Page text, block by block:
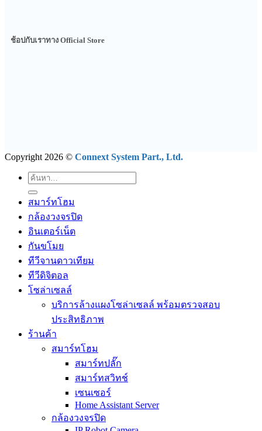
ช้อปกับเราทาง Official Store
Copyright 2026 © Connext System Part., Ltd.
ค้นหา:
สมาร์ทโฮม
กล้องวงจรปิด
อินเตอร์เน็ต
กันขโมย
ทีวีจานดาวเทียม
ทีวีดิจิตอล
โซล่าเซลล์
บริการล้างแผงโซล่าเซลล์ พร้อมตรวจสอบ
ประสิทธิภาพ
ร้านค้า
สมาร์ทโฮม
สมาร์ทปลั๊ก
สมาร์ทสวิทช์
เซนเซอร์
Home Assistant Server
กล้องวงจรปิด